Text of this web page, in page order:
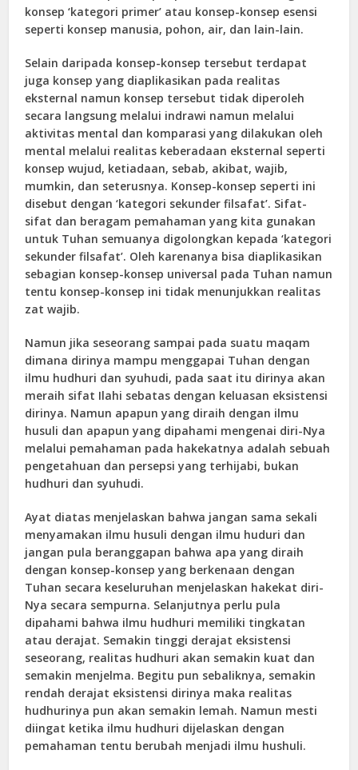
konsep ‘kategori primer’ atau konsep-konsep esensi
seperti konsep manusia, pohon, air, dan lain-lain.
Selain daripada konsep-konsep tersebut terdapat
juga konsep yang diaplikasikan pada realitas
eksternal namun konsep tersebut tidak diperoleh
secara langsung melalui indrawi namun melalui
aktivitas mental dan komparasi yang dilakukan oleh
mental melalui realitas keberadaan eksternal seperti
konsep wujud, ketiadaan, sebab, akibat, wajib,
mumkin, dan seterusnya. Konsep-konsep seperti ini
disebut dengan ‘kategori sekunder filsafat’. Sifat-
sifat dan beragam pemahaman yang kita gunakan
untuk Tuhan semuanya digolongkan kepada ‘kategori
sekunder filsafat’. Oleh karenanya bisa diaplikasikan
sebagian konsep-konsep universal pada Tuhan namun
tentu konsep-konsep ini tidak menunjukkan realitas
zat wajib.
Namun jika seseorang sampai pada suatu maqam
dimana dirinya mampu menggapai Tuhan dengan
ilmu hudhuri dan syuhudi, pada saat itu dirinya akan
meraih sifat Ilahi sebatas dengan keluasan eksistensi
dirinya. Namun apapun yang diraih dengan ilmu
husuli dan apapun yang dipahami mengenai diri-Nya
melalui pemahaman pada hakekatnya adalah sebuah
pengetahuan dan persepsi yang terhijabi, bukan
hudhuri dan syuhudi.
Ayat diatas menjelaskan bahwa jangan sama sekali
menyamakan ilmu husuli dengan ilmu huduri dan
jangan pula beranggapan bahwa apa yang diraih
dengan konsep-konsep yang berkenaan dengan
Tuhan secara keseluruhan menjelaskan hakekat diri-
Nya secara sempurna. Selanjutnya perlu pula
dipahami bahwa ilmu hudhuri memiliki tingkatan
atau derajat. Semakin tinggi derajat eksistensi
seseorang, realitas hudhuri akan semakin kuat dan
semakin menjelma. Begitu pun sebaliknya, semakin
rendah derajat eksistensi dirinya maka realitas
hudhurinya pun akan semakin lemah. Namun mesti
diingat ketika ilmu hudhuri dijelaskan dengan
pemahaman tentu berubah menjadi ilmu hushuli.